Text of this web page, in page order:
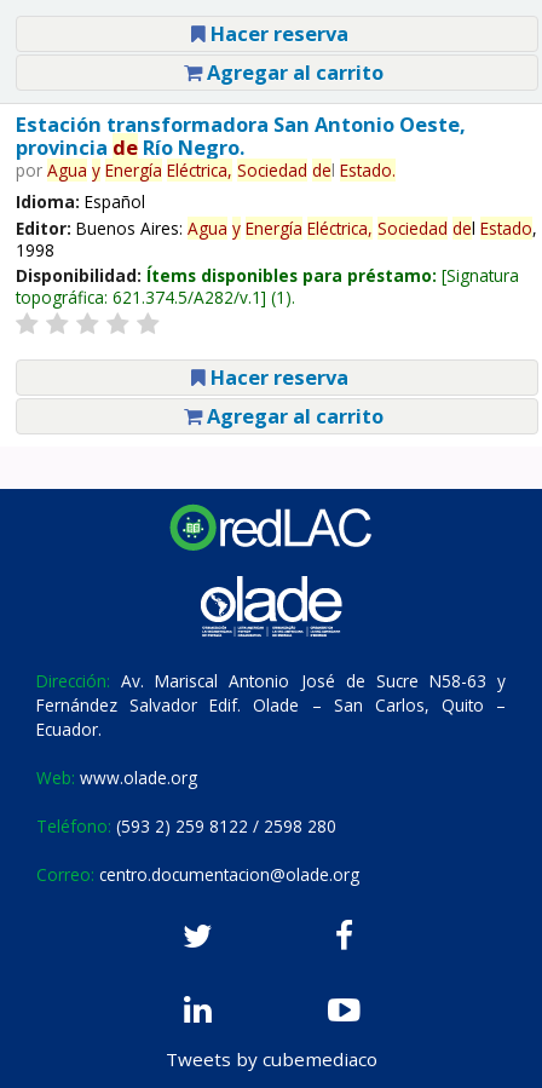
Hacer reserva
Agregar al carrito
Estación transformadora San Antonio Oeste,
provincia deRío Negro.
por Agua y Energía Eléctrica, Sociedad del Estado.
Idioma: Español
Editor: Buenos Aires: Agua y Energía Eléctrica, Sociedad del Estado,
1998
Disponibilidad: Ítems disponibles para préstamo: Signatura
topográfica: 621.374.5/A282/v.1 (1).
Hacer reserva
Agregar al carrito
Dirección: Av. Mariscal Antonio José de Sucre N58-63 y
Fernández Salvador Edif. Olade – San Carlos, Quito –
Ecuador.
Web: www.olade.org
Teléfono: (593 2) 259 8122 / 2598 280
Correo: centro.documentacion@olade.org
Tweets by cubemediaco